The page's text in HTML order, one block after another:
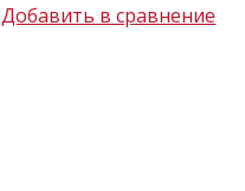
Добавить в сравнение